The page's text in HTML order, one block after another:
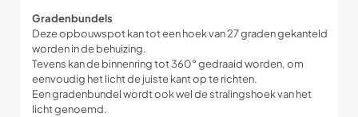
Gradenbundels
Deze opbouwspot kan tot een hoek van 27 graden gekanteld
worden in de behuizing.
Tevens kan de binnenring tot 360° gedraaid worden, om
eenvoudig het licht de juiste kant op te richten.
Een gradenbundel wordt ook wel de stralingshoek van het
licht genoemd.